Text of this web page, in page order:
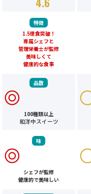
特徴
1.5億食突破！
専属シェフと
管理栄養士が監修
美味しくて
健康的な食事
品数
100種類以上
和洋中スイーツ
味
シェフが監修
健康的で美味しい